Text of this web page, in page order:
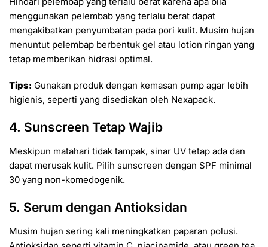
menggunakan pelembab yang terlalu berat dapat
mengakibatkan penyumbatan pada pori kulit. Musim hujan
menuntut pelembap berbentuk gel atau lotion ringan yang
tetap memberikan hidrasi optimal.
Tips: Gunakan produk dengan kemasan pump agar lebih
higienis, seperti yang disediakan oleh Nexapack.
4. Sunscreen Tetap Wajib
Meskipun matahari tidak tampak, sinar UV tetap ada dan
dapat merusak kulit. Pilih sunscreen dengan SPF minimal
30 yang non-komedogenik.
5. Serum dengan Antioksidan
Musim hujan sering kali meningkatkan paparan polusi.